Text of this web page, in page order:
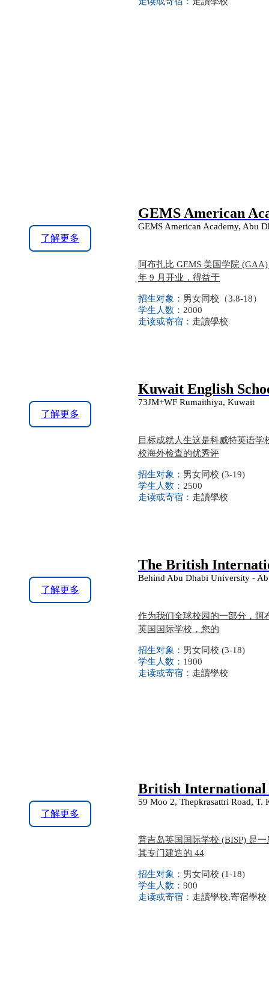
了解更多
GEMS American
GEMS American Academy, Abu
阿布扎比 GEMS 美国学院
年 9 月开业，得益于
招生对象： 男女同校（3.8-18）
学生人数： 2000
走读或寄宿： 走讀學校
了解更多
Kuwait English
73JM+WF Rumaithiya, Kuwait
目标成就人生这是科威特英语
校海外检查的优秀评
招生对象： 男女同校 (3-19)
学生人数： 2500
走读或寄宿： 走讀學校
了解更多
The British
Behind Abu Dhabi University -
作为我们全球校园的一部分，阿
英国国际学校，您的
招生对象： 男女同校 (3-18)
学生人数： 1900
走读或寄宿： 走讀學校
了解更多
British International
59 Moo 2, Thepkrasattri Road, T.
普吉岛英国国际学校 (BISP) 是
其专门建造的 44
招生对象： 男女同校 (1-18)
学生人数： 900
走读或寄宿： 走讀學校,寄宿學校